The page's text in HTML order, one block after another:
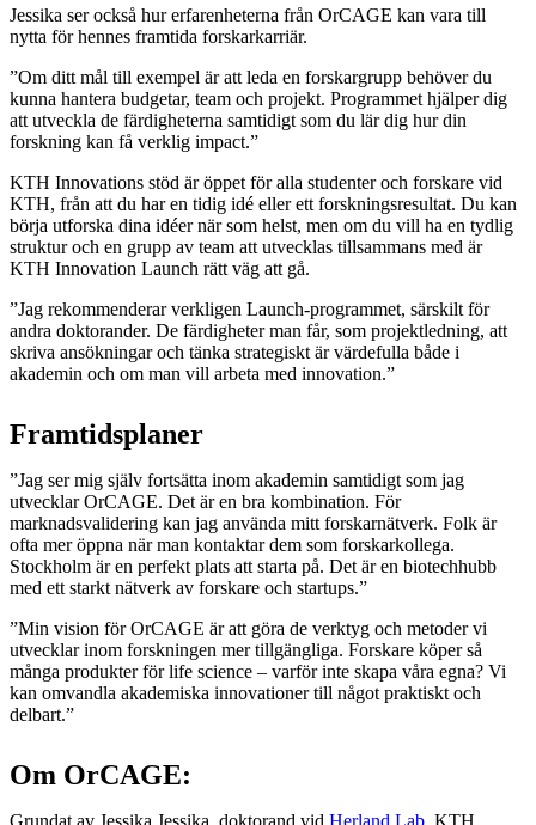
Jessika ser också hur erfarenheterna från OrCAGE kan vara till
nytta för hennes framtida forskarkarriär.
”Om ditt mål till exempel är att leda en forskargrupp behöver du
kunna hantera budgetar, team och projekt. Programmet hjälper dig
att utveckla de färdigheterna samtidigt som du lär dig hur din
forskning kan få verklig impact.”
KTH Innovations stöd är öppet för alla studenter och forskare vid
KTH, från att du har en tidig idé eller ett forskningsresultat. Du kan
börja utforska dina idéer när som helst, men om du vill ha en tydlig
struktur och en grupp av team att utvecklas tillsammans med är
KTH Innovation Launch rätt väg att gå.
”Jag rekommenderar verkligen Launch-programmet, särskilt för
andra doktorander. De färdigheter man får, som projektledning, att
skriva ansökningar och tänka strategiskt är värdefulla både i
akademin och om man vill arbeta med innovation.”
Framtidsplaner
”Jag ser mig själv fortsätta inom akademin samtidigt som jag
utvecklar OrCAGE. Det är en bra kombination. För
marknadsvalidering kan jag använda mitt forskarnätverk. Folk är
ofta mer öppna när man kontaktar dem som forskarkollega.
Stockholm är en perfekt plats att starta på. Det är en biotechhubb
med ett starkt nätverk av forskare och startups.”
”Min vision för OrCAGE är att göra de verktyg och metoder vi
utvecklar inom forskningen mer tillgängliga. Forskare köper så
många produkter för life science – varför inte skapa våra egna? Vi
kan omvandla akademiska innovationer till något praktiskt och
delbart.”
Om OrCAGE:
Grundat av Jessika Jessika, doktorand vid Herland Lab, KTH,